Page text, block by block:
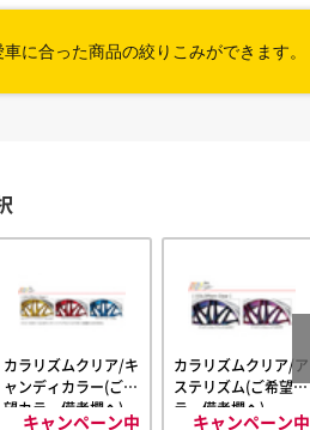
車に合った商品の絞りこみができます。
カラリズムクリア/キ
ャンディカラー(ご希
望カラー備考欄へ)
キャンペーン中
カラリズムクリア/ア
ステリズム(ご希望カ
ラー備考欄へ)
キャンペーン中